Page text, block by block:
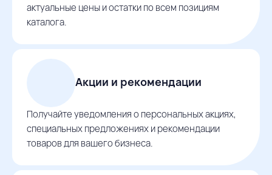
актуальные цены и остатки по всем позициям
каталога.
Акции и рекомендации
Получайте уведомления о персональных акциях,
специальных предложениях и рекомендации
товаров для вашего бизнеса.